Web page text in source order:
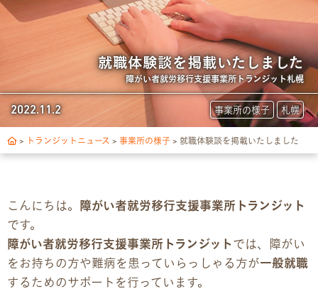
サービス内容
就労移行支援とは
トランジットについて
1日の流れ
3つの支援制度
お食事の提供について
就職体験談を掲載いたしました
障がい者就労移行支援事業所トランジット札幌
事業所の様子 札幌
2022.11.2
> トランジットニュース > 事業所の様子 > 就職体験談を掲載いたしました
こんにちは。
障がい者就労移行支援事業所トランジット
です。
障がい者就労移行支援事業所トランジット では、障がい
をお持ちの方や難病を患っていらっしゃる方が一般就職
するためのサポートを行っています。